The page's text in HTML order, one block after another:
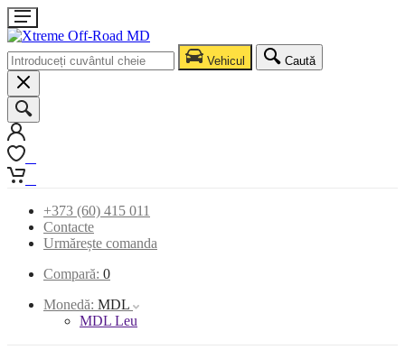
Vehicul Caută
+373 (60) 415 011
Contacte
Urmărește comanda
Compară: 0
Monedă: MDL
MDL Leu